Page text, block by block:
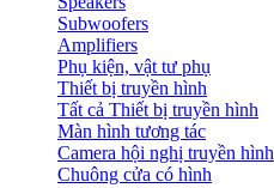
Subwoofers
Amplifiers
Phụ kiện, vật tư phụ
Thiết bị truyền hình
Tất cả Thiết bị truyền hình
Màn hình tương tác
Camera hội nghị truyền hình
Chuông cửa có hình